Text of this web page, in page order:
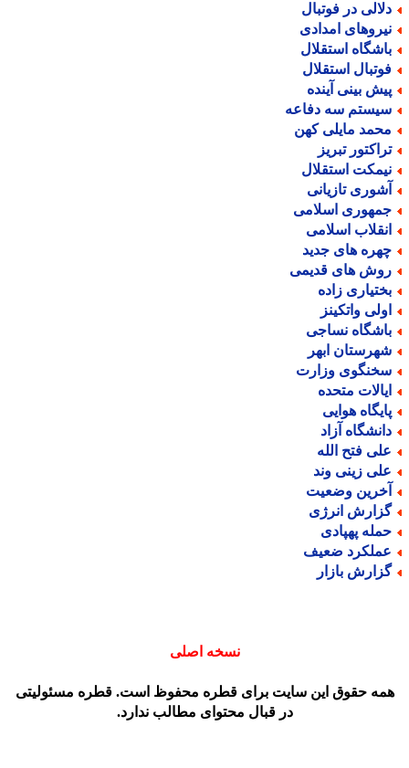
در فوتبال
امدادی
استقلال
استقلال
بینی آینده
سه دفاعه
مایلی کهن
تبریز
استقلال
تازیانی
اسلامی
اسلامی
های جدید
های قدیمی
زاده
واتکینز
نساجی
ابهر
وزارت
متحده
هوایی
آزاد
فتح الله
زینی وند
وضعیت
انرژی
پهپادی
ضعیف
بازار
نسخه اصلی
حقوق این سایت برای قطره محفوظ است. قطره مسئولیتی
در قبال محتوای مطالب ندارد.